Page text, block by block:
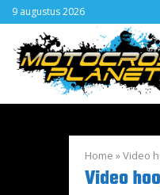
9 augustus 2026
Home »Video
Video